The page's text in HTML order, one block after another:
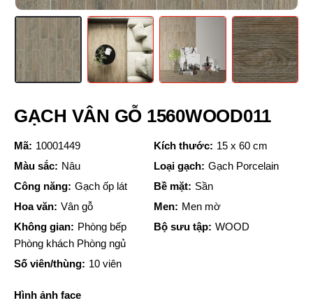
GẠCH VÂN GỖ 1560WOOD011
Mã: 10001449 Kích thước: 15 x 60 cm
Màu sắc: Nâu Loại gạch: Gạch Porcelain
Công năng: Gạch ốp lát Bề mặt: Sần
Hoa văn: Vân gỗ Men: Men mờ
Không gian: Phòng bếp
Phòng khách Phòng ngủ
Bộ sưu tập: WOOD
Số viên/thùng: 10 viên
Hình ảnh face